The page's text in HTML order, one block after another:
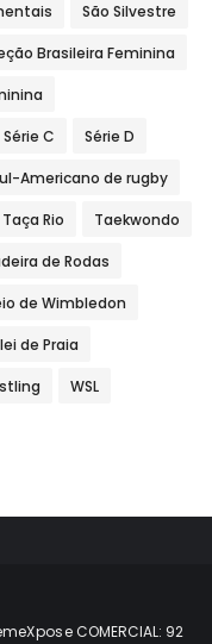
São Silvestre
Brasileira Feminina
Série C Série D
Americano de rugby
Taça Rio Taekwondo
de Rodas
de Wimbledon
de Praia
WSL
COMERCIAL: 92